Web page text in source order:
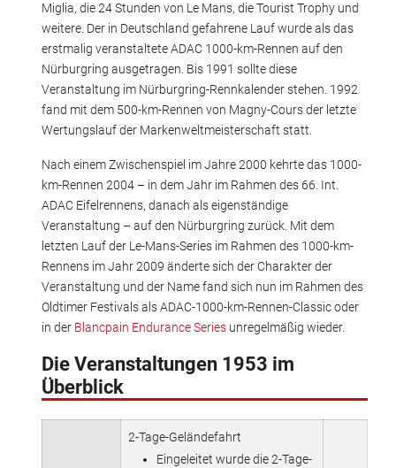
Miglia, die 24 Stunden von Le Mans, die Tourist Trophy und
weitere. Der in Deutschland gefahrene Lauf wurde als das
erstmalig veranstaltete ADAC 1000-km-Rennen auf den
Nürburgring ausgetragen. Bis 1991 sollte diese
Veranstaltung im Nürburgring-Rennkalender stehen. 1992
fand mit dem 500-km-Rennen von Magny-Cours der letzte
Wertungslauf der Markenweltmeisterschaft statt.
Nach einem Zwischenspiel im Jahre 2000 kehrte das 1000-
km-Rennen 2004 – in dem Jahr im Rahmen des 66. Int.
ADAC Eifelrennens, danach als eigenständige
Veranstaltung – auf den Nürburgring zurück. Mit dem
letzten Lauf der Le-Mans-Series im Rahmen des 1000-km-
Rennens im Jahr 2009 änderte sich der Charakter der
Veranstaltung und der Name fand sich nun im Rahmen des
Oldtimer Festivals als ADAC-1000-km-Rennen-Classic oder
in der Blancpain Endurance Series unregelmäßig wieder.
Die Veranstaltungen 1953 im
Überblick
2-Tage-Geländefahrt
Eingeleitet wurde die 2-Tage-